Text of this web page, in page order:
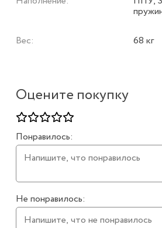
Оцените покупку
Понравилось:
Не понравилось:
Вес: 68 кг